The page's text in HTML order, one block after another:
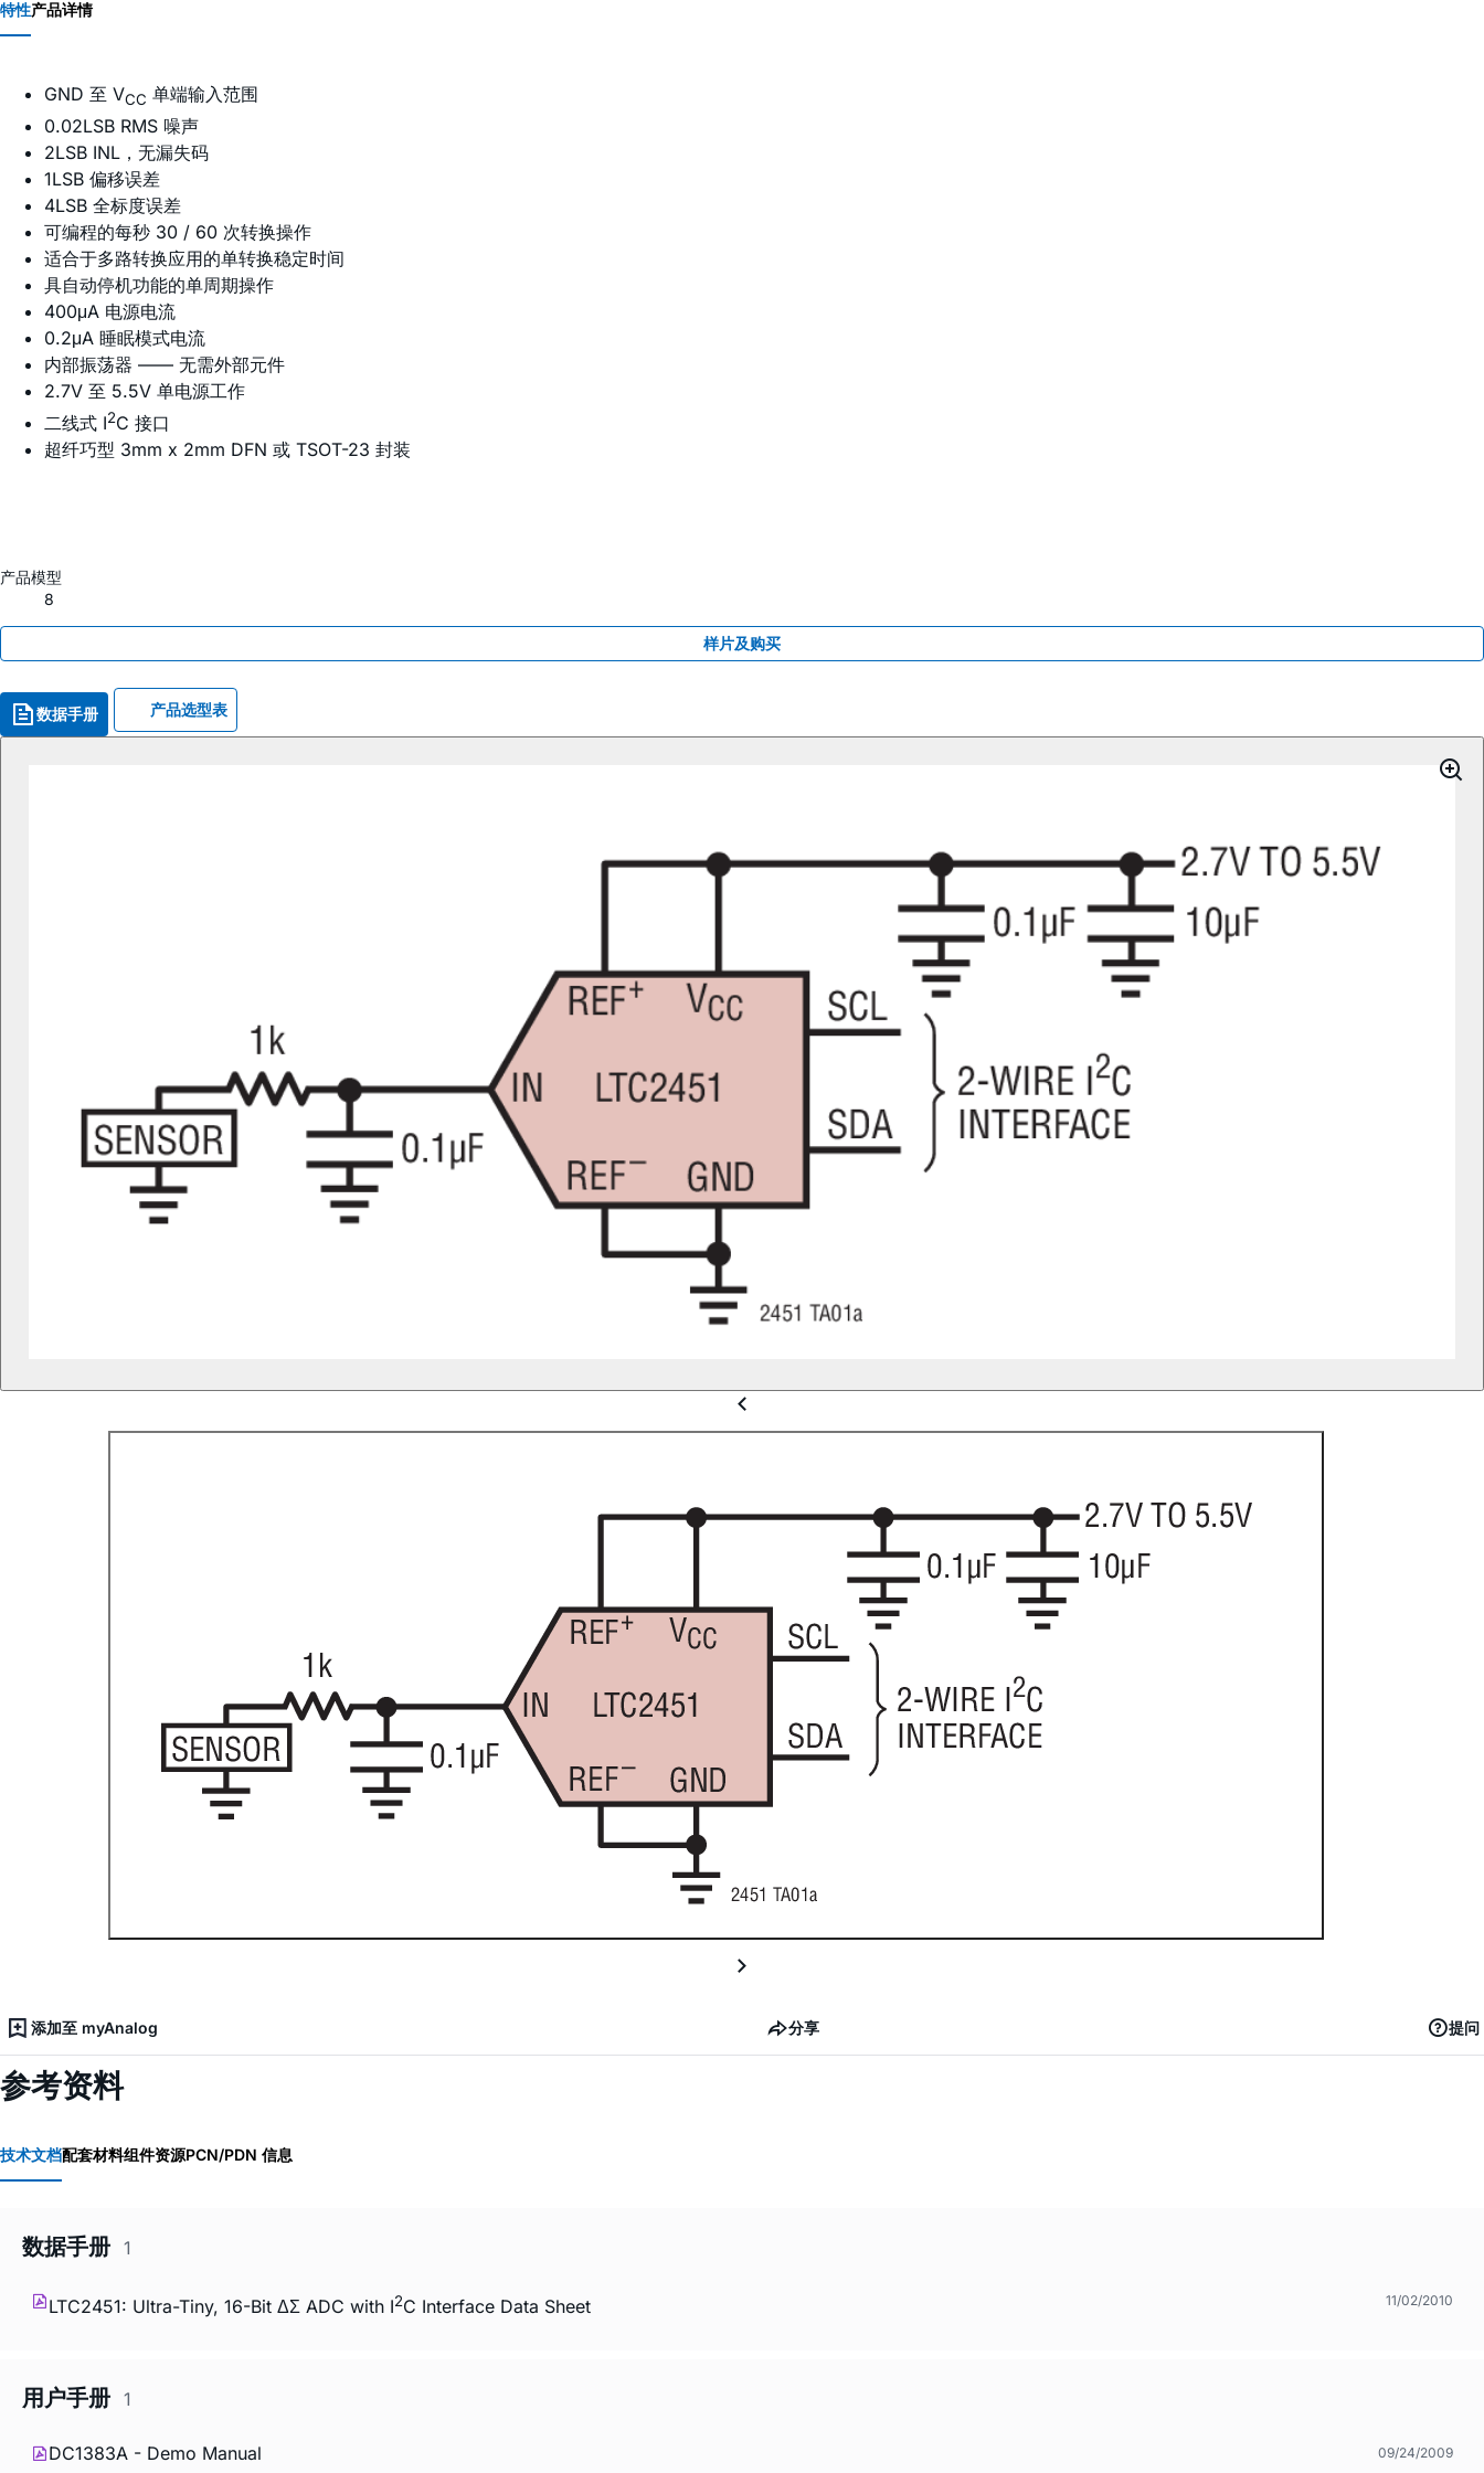
特性产品详情
GND 至 VCC 单端输入范围
0.02LSB RMS 噪声
2LSB INL，无漏失码
1LSB 偏移误差
4LSB 全标度误差
可编程的每秒 30 / 60 次转换操作
适合于多路转换应用的单转换稳定时间
具自动停机功能的单周期操作
400μA 电源电流
0.2μA 睡眠模式电流
内部振荡器 —— 无需外部元件
2.7V 至 5.5V 单电源工作
二线式 I2C 接口
超纤巧型 3mm x 2mm DFN 或 TSOT-23 封装
产品模型
8
样片及购买
数据手册 产品选型表
添加至 myAnalog 分享 提问
参考资料
技术文档配套材料组件资源PCN/PDN 信息
数据手册 1
LTC2451: Ultra-Tiny, 16-Bit ΔΣ ADC with I2C Interface Data Sheet 11/02/2010
用户手册 1
DC1383A - Demo Manual 09/24/2009